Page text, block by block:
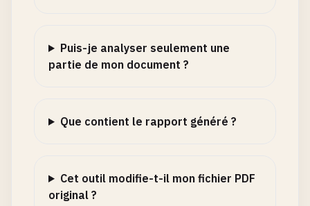
Puis-je analyser seulement une
partie de mon document ?
Que contient le rapport généré ?
Cet outil modifie-t-il mon fichier PDF
original ?